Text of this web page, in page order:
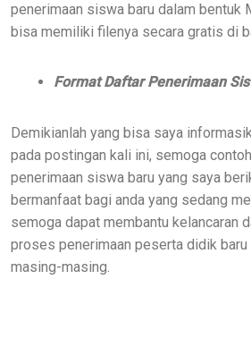
penerimaan siswa baru dalam bentuk
bisa memiliki filenya secara gratis di
Format Daftar Penerimaan
Demikianlah yang bisa saya
pada postingan kali ini, semoga
penerimaan siswa baru yang saya
bermanfaat bagi anda yang sedang
semoga dapat membantu kelancaran
proses penerimaan peserta didik
masing-masing.